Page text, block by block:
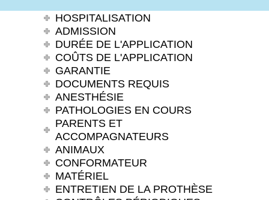
HOSPITALISATION
ADMISSION
DURÉE DE L'APPLICATION
COÛTS DE L'APPLICATION
GARANTIE
DOCUMENTS REQUIS
ANESTHÉSIE
PATHOLOGIES EN COURS
PARENTS ET
ACCOMPAGNATEURS
ANIMAUX
CONFORMATEUR
MATÉRIEL
ENTRETIEN DE LA PROTHÈSE